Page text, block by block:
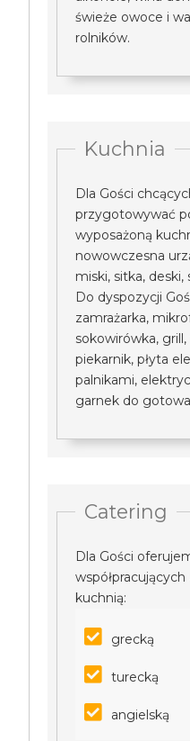
świeże owoce i
rolników.
Kuchnia
Dla Gości
przygotowywać
wyposażoną
nowowczesna
miski, sitka,
Do dyspozycji
zamrażarka,
sokowirówka,
piekarnik, płyta
palnikami,
garnek do
Catering
Dla Gości
kuchnią:
grecką
turecką
angielską